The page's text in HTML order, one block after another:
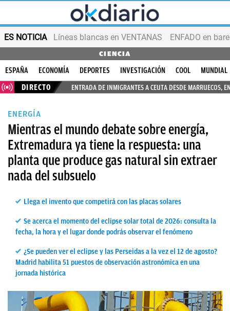
ES NOTICIA Líneas blancas en VENTANAS ENFADO en
CIENCIA
ESPAÑA ECONOMÍA DEPORTES INVESTIGACIÓN COOL
MUNDIAL
DIRECTO
ENTRADA DE INMIGRANTES A CEUTA DESDE MARRUECOS,
ENERGÍA
Mientras el mundo debate sobre energía,
Extremadura ya tiene la respuesta: una
planta que produce gas natural sin extraer
nada del subsuelo
Llega el invento que competirá con las placas solares
Se acerca el momento del eclipse solar total de 2026: consulta la
fecha, la hora y el lugar donde podrás observar el fenómeno
¿Se pueden ver el eclipse y las Perseidas a la vez el 12 de agosto?
Madrid habilita 51 puestos de observación astronómica en una
jornada histórica